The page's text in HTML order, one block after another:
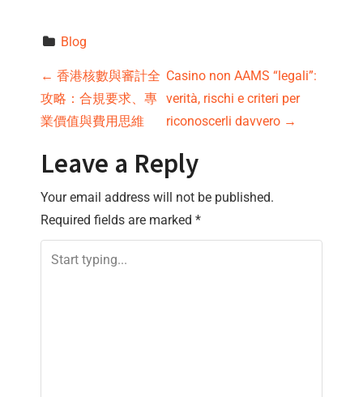
Blog
P
o
s
t
n
a
← 香港核數與審計全
攻略：合規要求、專
業價值與費用思維
Casino non AAMS “legali”:
verità, rischi e criteri per
riconoscerli davvero →
Leave a Reply
Your email address will not be published.
Required fields are marked *